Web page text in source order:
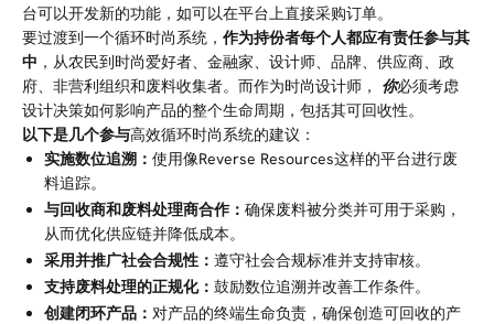
台可以开发新的功能，如可以在平台上直接采购订单。
要过渡到一个循环时尚系统， 作为持份者每个人都应有责任参与其
中 ，从农民到时尚爱好者、金融家、设计师、品牌、供应商、政
府、非营利组织和废料收集者。而作为时尚设计师， 你必须考虑
设计决策如何影响产品的整个生命周期，包括其可回收性。
以下是几个参与高效循环时尚系统的建议：
实施数位追溯： 使用像Reverse Resources这样的平台进行废
料追踪。
与回收商和废料处理商合作： 确保废料被分类并可用于采购，
从而优化供应链并降低成本。
采用并推广社会合规性： 遵守社会合规标准并支持审核。
支持废料处理的正规化： 鼓励数位追溯并改善工作条件。
创建闭环产品： 对产品的终端生命负责，确保创造可回收的产